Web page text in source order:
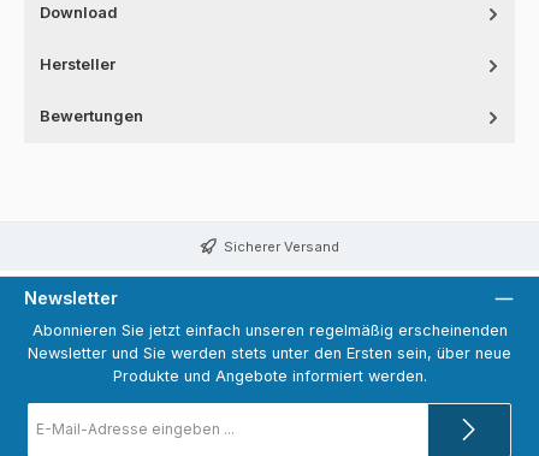
Download
Hersteller
Bewertungen
Sicherer Versand
Newsletter
Abonnieren Sie jetzt einfach unseren regelmäßig erscheinenden
Newsletter und Sie werden stets unter den Ersten sein, über neue
Produkte und Angebote informiert werden.
Mail-